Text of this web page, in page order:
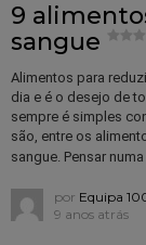
9
sangue
Alimentos para
dia e é o desejo de
sempre é simples
são, entre os
sangue. Pensar numa
por Equipa
9 anos atrás